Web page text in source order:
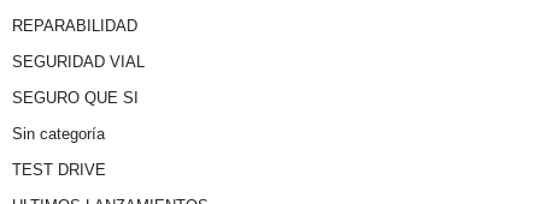
REPARABILIDAD
SEGURIDAD VIAL
SEGURO QUE SI
Sin categoría
TEST DRIVE